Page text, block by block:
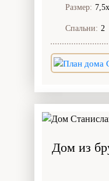
Размер:
Спальни: 2
Дом из